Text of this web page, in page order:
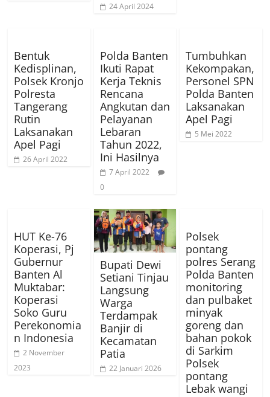
24 April 2024
Bentuk
Kedisplinan,
Polsek Kronjo
Polresta
Tangerang
Rutin
Laksanakan
Apel Pagi
26 April 2022
Polda Banten
Ikuti Rapat
Kerja Teknis
Rencana
Angkutan dan
Pelayanan
Lebaran
Tahun 2022,
Ini Hasilnya
7 April 2022
0
Tumbuhkan
Kekompakan,
Personel SPN
Polda Banten
Laksanakan
Apel Pagi
5 Mei 2022
HUT Ke-76
Koperasi, Pj
Gubernur
Banten Al
Muktabar:
Koperasi
Soko Guru
Perekonomia
n Indonesia
2 November
2023
Bupati Dewi
Setiani Tinjau
Langsung
Warga
Terdampak
Banjir di
Kecamatan
Patia
22 Januari 2026
Polsek
pontang
polres Serang
Polda Banten
monitoring
dan pulbaket
minyak
goreng dan
bahan pokok
di Sarkim
Polsek
pontang
Lebak wangi